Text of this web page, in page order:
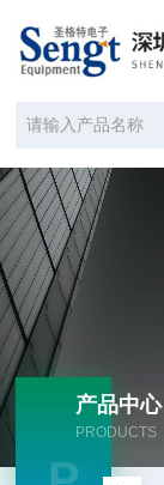
产品中心
PRODUCTS